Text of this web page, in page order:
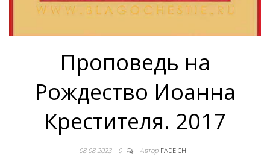
Проповедь на
Рождество Иоанна
Крестителя. 2017
08.08.2023 0 Автор FADEICH